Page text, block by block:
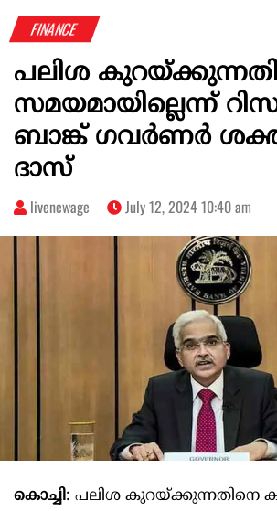
FINANCE
പലിശ
സമയമായില്ലെന്ന്
ബാങ്ക് ഗവർണർ
ദാസ്
livenewage July 12, 2024 10:40 am
കൊച്ചി: പലിശ കുറയ്ക്കുന്നതിനെ